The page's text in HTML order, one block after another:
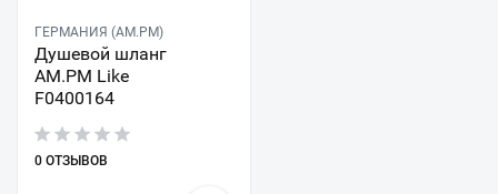
ГЕРМАНИЯ (AM.PM)
Душевой шланг
AM.PM Like
F0400164
0 ОТЗЫВОВ